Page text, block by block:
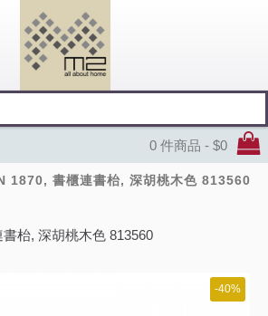
0 件商品 - $0
1870, 書櫃連書枱, 深胡桃木色 813560
枱, 深胡桃木色 813560
-40%